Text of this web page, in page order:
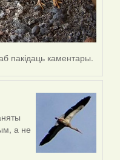
пакідаць каментары.
а не